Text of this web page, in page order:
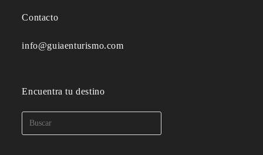
Contacto
info@guiaenturismo.com
Encuentra tu destino